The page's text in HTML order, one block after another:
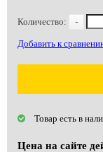
Количество: -
Добавить к
Товар есть в
Цена на сайте